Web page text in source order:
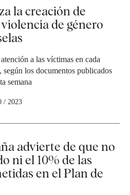
la creación de
de género
a las víctimas en cada
los documentos publicados
semana
/ 2023
advierte de que no
ni el 10% de las
en el Plan de